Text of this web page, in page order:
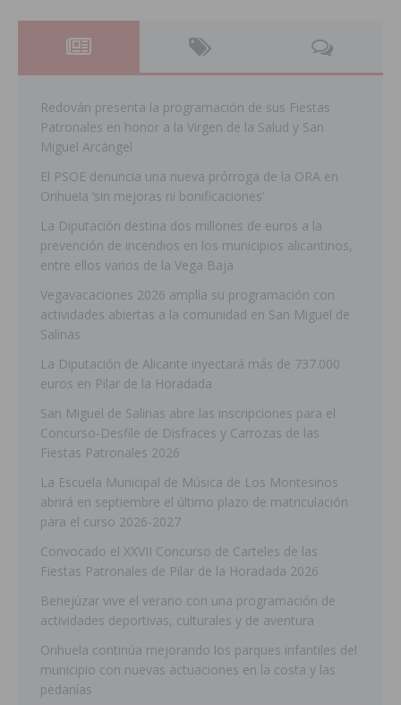
Redován presenta la programación de sus Fiestas
Patronales en honor a la Virgen de la Salud y San
Miguel Arcángel
El PSOE denuncia una nueva prórroga de la ORA en
Orihuela ‘sin mejoras ni bonificaciones’
La Diputación destina dos millones de euros a la
prevención de incendios en los municipios alicantinos,
entre ellos varios de la Vega Baja
Vegavacaciones 2026 amplía su programación con
actividades abiertas a la comunidad en San Miguel de
Salinas
La Diputación de Alicante inyectará más de 737.000
euros en Pilar de la Horadada
San Miguel de Salinas abre las inscripciones para el
Concurso-Desfile de Disfraces y Carrozas de las
Fiestas Patronales 2026
La Escuela Municipal de Música de Los Montesinos
abrirá en septiembre el último plazo de matriculación
para el curso 2026-2027
Convocado el XXVII Concurso de Carteles de las
Fiestas Patronales de Pilar de la Horadada 2026
Benejúzar vive el verano con una programación de
actividades deportivas, culturales y de aventura
Orihuela continúa mejorando los parques infantiles del
municipio con nuevas actuaciones en la costa y las
pedanías